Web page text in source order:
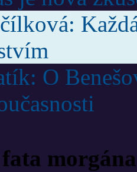
O
morgána